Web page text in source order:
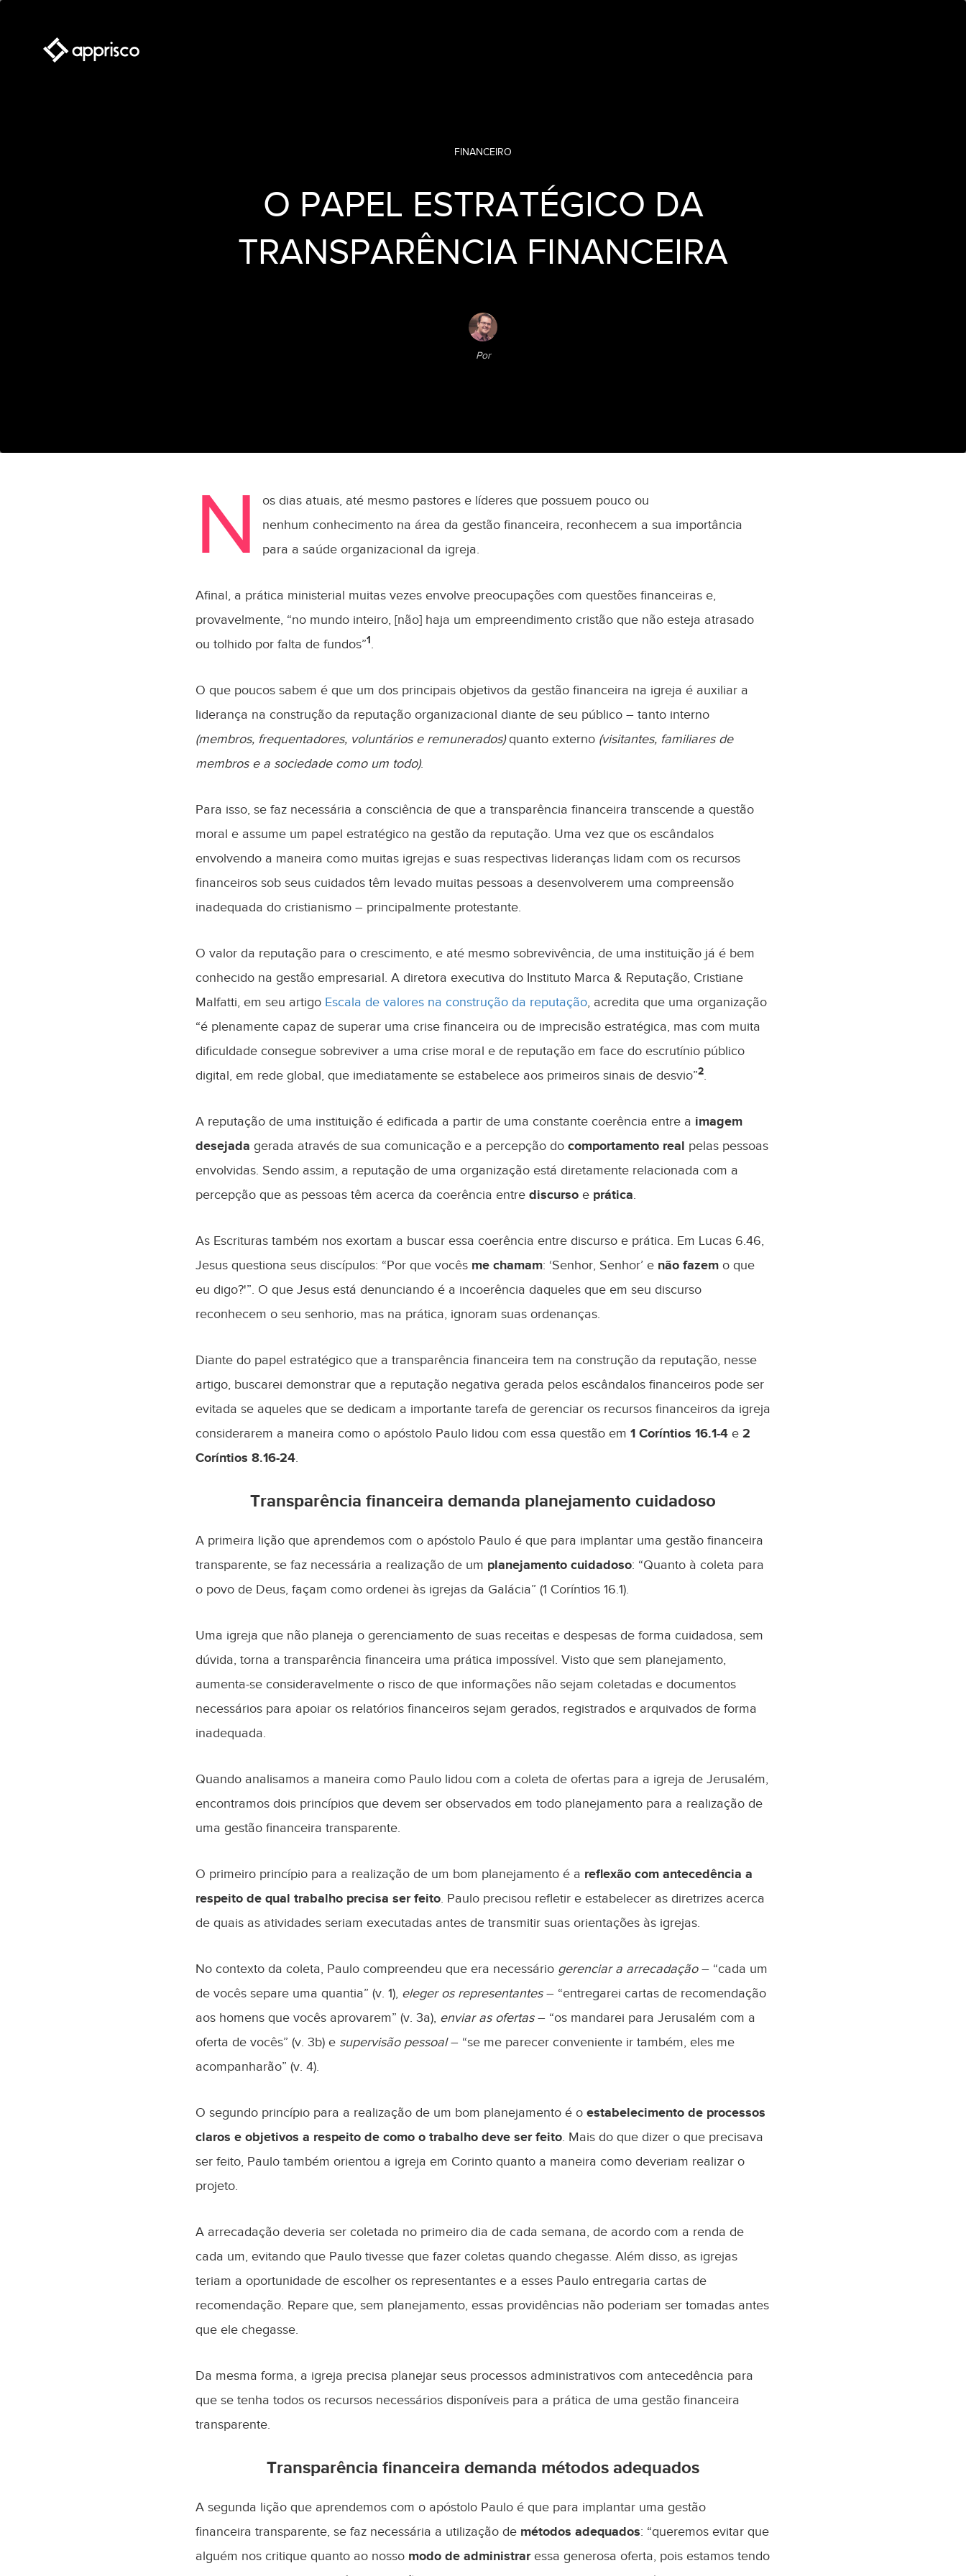
FINANCEIRO
O PAPEL ESTRATÉGICO DA
TRANSPARÊNCIA FINANCEIRA
Por
N
os dias atuais, até mesmo pastores e líderes que possuem pouco ou
nenhum conhecimento na área da gestão financeira, reconhecem a sua importância
para a saúde organizacional da igreja.
Afinal, a prática ministerial muitas vezes envolve preocupações com questões financeiras e,
provavelmente, “no mundo inteiro, [não] haja um empreendimento cristão que não esteja atrasado
ou tolhido por falta de fundos”1.
O que poucos sabem é que um dos principais objetivos da gestão financeira na igreja é auxiliar a
liderança na construção da reputação organizacional diante de seu público – tanto interno
(membros, frequentadores, voluntários e remunerados)quanto externo (visitantes, familiares de
membros e a sociedade como um todo).
Para isso, se faz necessária a consciência de que a transparência financeira transcende a questão
moral e assume um papel estratégico na gestão da reputação. Uma vez que os escândalos
envolvendo a maneira como muitas igrejas e suas respectivas lideranças lidam com os recursos
financeiros sob seus cuidados têm levado muitas pessoas a desenvolverem uma compreensão
inadequada do cristianismo – principalmente protestante.
O valor da reputação para o crescimento, e até mesmo sobrevivência, de uma instituição já é bem
conhecido na gestão empresarial. A diretora executiva do Instituto Marca & Reputação, Cristiane
Malfatti, em seu artigo Escala de valores na construção da reputação, acredita que uma organização
“é plenamente capaz de superar uma crise financeira ou de imprecisão estratégica, mas com muita
dificuldade consegue sobreviver a uma crise moral e de reputação em face do escrutínio público
digital, em rede global, que imediatamente se estabelece aos primeiros sinais de desvio”2.
A reputação de uma instituição é edificada a partir de uma constante coerência entre a imagem
desejada gerada através de sua comunicação e a percepção do comportamento real pelas pessoas
envolvidas. Sendo assim, a reputação de uma organização está diretamente relacionada com a
percepção que as pessoas têm acerca da coerência entre discurso e prática.
As Escrituras também nos exortam a buscar essa coerência entre discurso e prática. Em Lucas 6.46,
Jesus questiona seus discípulos: “Por que vocês me chamam: ‘Senhor, Senhor’ e não fazem o que
eu digo?'”. O que Jesus está denunciando é a incoerência daqueles que em seu discurso
reconhecem o seu senhorio, mas na prática, ignoram suas ordenanças.
Diante do papel estratégico que a transparência financeira tem na construção da reputação, nesse
artigo, buscarei demonstrar que a reputação negativa gerada pelos escândalos financeiros pode ser
evitada se aqueles que se dedicam a importante tarefa de gerenciar os recursos financeiros da igreja
considerarem a maneira como o apóstolo Paulo lidou com essa questão em 1 Coríntios 16.1-4 e 2
Coríntios 8.16-24.
Transparência financeira demanda planejamento cuidadoso
A primeira lição que aprendemos com o apóstolo Paulo é que para implantar uma gestão financeira
transparente, se faz necessária a realização de um planejamento cuidadoso: “Quanto à coleta para
o povo de Deus, façam como ordenei às igrejas da Galácia” (1 Coríntios 16.1).
Uma igreja que não planeja o gerenciamento de suas receitas e despesas de forma cuidadosa, sem
dúvida, torna a transparência financeira uma prática impossível. Visto que sem planejamento,
aumenta-se consideravelmente o risco de que informações não sejam coletadas e documentos
necessários para apoiar os relatórios financeiros sejam gerados, registrados e arquivados de forma
inadequada.
Quando analisamos a maneira como Paulo lidou com a coleta de ofertas para a igreja de Jerusalém,
encontramos dois princípios que devem ser observados em todo planejamento para a realização de
uma gestão financeira transparente.
O primeiro princípio para a realização de um bom planejamento é a reflexão com antecedência a
respeito de qual trabalho precisa ser feito. Paulo precisou refletir e estabelecer as diretrizes acerca
de quais as atividades seriam executadas antes de transmitir suas orientações às igrejas.
No contexto da coleta, Paulo compreendeu que era necessário gerenciar a arrecadação– “cada um
de vocês separe uma quantia” (v. 1), eleger os representantes– “entregarei cartas de recomendação
aos homens que vocês aprovarem” (v. 3a), enviar as ofertas– “os mandarei para Jerusalém com a
oferta de vocês” (v. 3b) e supervisão pessoal– “se me parecer conveniente ir também, eles me
acompanharão” (v. 4).
O segundo princípio para a realização de um bom planejamento é o estabelecimento de processos
claros e objetivos a respeito de como o trabalho deve ser feito. Mais do que dizer o que precisava
ser feito, Paulo também orientou a igreja em Corinto quanto a maneira como deveriam realizar o
projeto.
A arrecadação deveria ser coletada no primeiro dia de cada semana, de acordo com a renda de
cada um, evitando que Paulo tivesse que fazer coletas quando chegasse. Além disso, as igrejas
teriam a oportunidade de escolher os representantes e a esses Paulo entregaria cartas de
recomendação. Repare que, sem planejamento, essas providências não poderiam ser tomadas antes
que ele chegasse.
Da mesma forma, a igreja precisa planejar seus processos administrativos com antecedência para
que se tenha todos os recursos necessários disponíveis para a prática de uma gestão financeira
transparente.
Transparência financeira demanda métodos adequados
A segunda lição que aprendemos com o apóstolo Paulo é que para implantar uma gestão
financeira transparente, se faz necessária a utilização de métodos adequados: “queremos evitar que
alguém nos critique quanto ao nosso modo de administraressa generosa oferta, pois estamos tendo